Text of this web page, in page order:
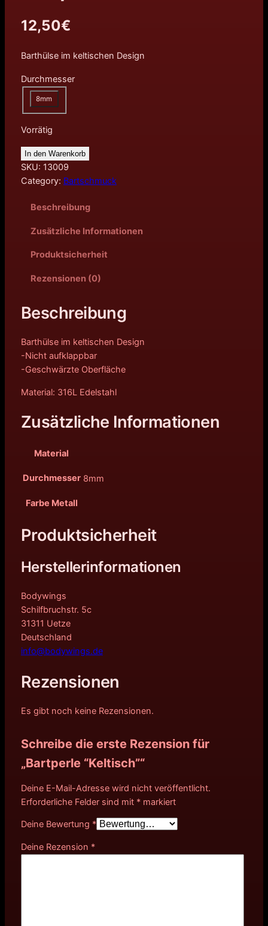
12,50€
Barthülse im keltischen Design
Durchmesser
8mm
Vorrätig
In den Warenkorb
SKU: 13009
Category: Bartschmuck
Beschreibung
Zusätzliche Informationen
Produktsicherheit
Rezensionen (0)
Beschreibung
Barthülse im keltischen Design
-Nicht aufklappbar
-Geschwärzte Oberfläche
Material: 316L Edelstahl
Zusätzliche Informationen
Material
Durchmesser 8mm
Farbe Metall
Produktsicherheit
Herstellerinformationen
Bodywings
Schilfbruchstr. 5c
31311 Uetze
Deutschland
info@bodywings.de
Rezensionen
Es gibt noch keine Rezensionen.
Schreibe die erste Rezension für
„Bartperle “Keltisch”“
Deine E-Mail-Adresse wird nicht veröffentlicht.
Erforderliche Felder sind mit *markiert
Deine Bewertung *
Deine Rezension *